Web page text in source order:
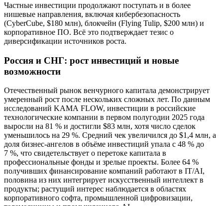
Частные инвестиции продолжают поступать и в более
нишевые направления, включая кибербезопасность
(CyberCube, $180 млн), блокчейн (Flying Tulip, $200 млн) и
корпоративное ПО. Всё это подтверждает тезис о
диверсификации источников роста.
Россия и СНГ: рост инвестиций и новые
возможности
Отечественный рынок венчурного капитала демонстрирует
умеренный рост после нескольких сложных лет. По данным
исследований KAMA FLOW, инвестиции в российские
технологические компании в первом полугодии 2025 года
выросли на 81 % и достигли $83 млн, хотя число сделок
уменьшилось на 29 %. Средний чек увеличился до $1,4 млн, а
доля бизнес-ангелов в объёме инвестиций упала с 48 % до
7 %, что свидетельствует о перетоке капитала в
профессиональные фонды и зрелые проекты. Более 64 %
получивших финансирование компаний работают в IT/AI,
половина из них интегрирует искусственный интеллект в
продукты; растущий интерес наблюдается в областях
корпоративного софта, промышленной цифровизации,